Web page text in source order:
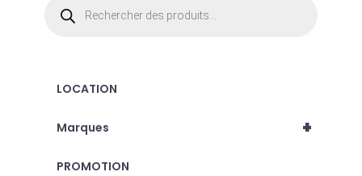
produits
LOCATION
+
Marques
PROMOTION